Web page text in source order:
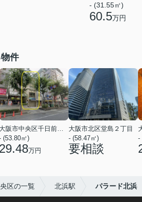
- (31.55㎡)
60.5万円
件
(53.80㎡)
29.48万円
大阪市北区堂島２丁目
- (58.47㎡)
要相談
-
区の一覧 北浜駅 パラード北浜